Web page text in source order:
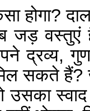
होगा?
जड़ वस्तुएं
द्रव्य, गुण,
सकते हैं?
उसका